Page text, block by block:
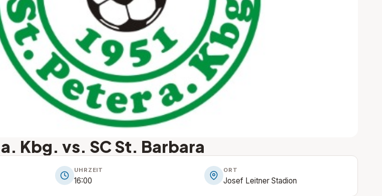
Kbg. vs. SC St. Barbara
UHRZEIT
16:00
ORT
Josef Leitner Stadion